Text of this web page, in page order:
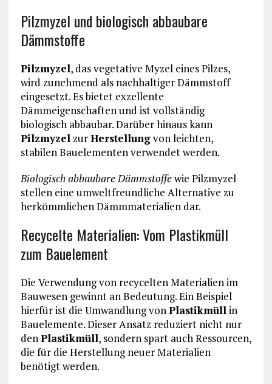
Pilzmyzel und biologisch abbaubare
Dämmstoffe
Pilzmyzel, das vegetative Myzel eines Pilzes,
wird zunehmend als nachhaltiger Dämmstoff
eingesetzt. Es bietet exzellente
Dämmeigenschaften und ist vollständig
biologisch abbaubar. Darüber hinaus kann
PilzmyzelzurHerstellungvon leichten,
stabilen Bauelementen verwendet werden.
Biologisch abbaubare Dämmstoffewie Pilzmyzel
stellen eine umweltfreundliche Alternative zu
herkömmlichen Dämmmaterialien dar.
Recycelte Materialien: Vom Plastikmüll
zum Bauelement
Die Verwendung von recycelten Materialien im
Bauwesen gewinnt an Bedeutung. Ein Beispiel
hierfür ist die Umwandlung vonPlastikmüllin
Bauelemente. Dieser Ansatz reduziert nicht nur
denPlastikmüll, sondern spart auch Ressourcen,
die für die Herstellung neuer Materialien
benötigt werden.